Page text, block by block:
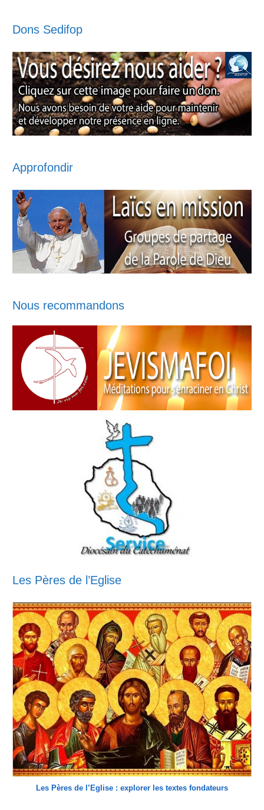
Dons Sedifop
Approfondir
Nous recommandons
Les Pères de l’Eglise
Les Pères de l’Eglise : explorer les textes fondateurs